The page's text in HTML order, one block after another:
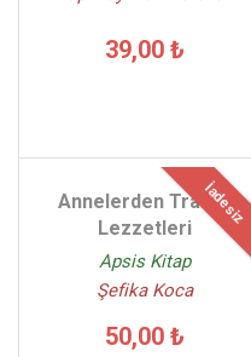
39,00 ₺
İadesiz
Annelerden Trakya
Lezzetleri
Apsis Kitap
Şefika Koca
50,00 ₺